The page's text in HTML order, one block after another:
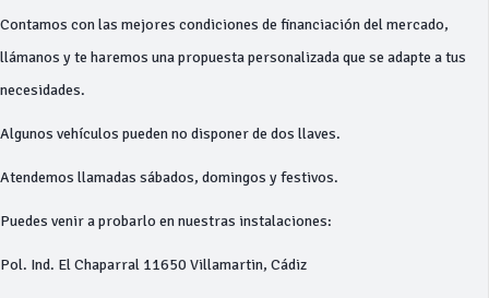
Contamos con las mejores condiciones de financiación del mercado,
llámanos y te haremos una propuesta personalizada que se adapte a tus
necesidades.
Algunos vehículos pueden no disponer de dos llaves.
Atendemos llamadas sábados, domingos y festivos.
Puedes venir a probarlo en nuestras instalaciones:
Pol. Ind. El Chaparral 11650 Villamartin, Cádiz